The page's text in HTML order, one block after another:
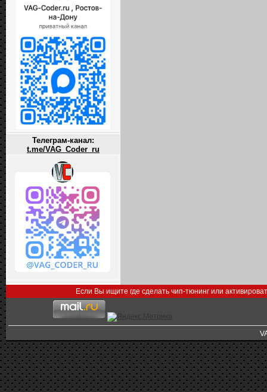
Телеграм-канал:
t.me/VAG_Coder_ru
Если Вы ищите где сделать чип-тюнинг или